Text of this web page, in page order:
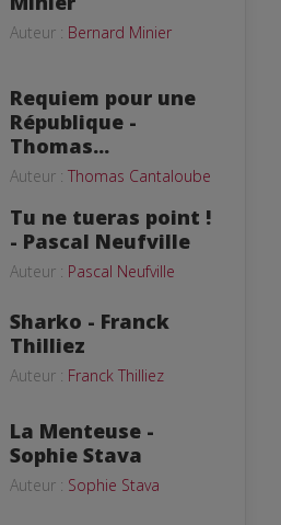
Auteur : Bernard Minier
Requiem pour une
République -
Thomas...
Auteur : Thomas Cantaloube
Tu ne tueras point !
- Pascal Neufville
Auteur : Pascal Neufville
Sharko - Franck
Thilliez
Auteur : Franck Thilliez
La Menteuse -
Sophie Stava
Auteur : Sophie Stava